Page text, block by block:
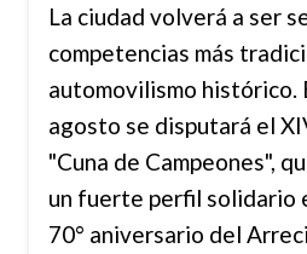
La ciudad volverá a ser
competencias más
automovilismo histórico.
agosto se disputará el
"Cuna de Campeones",
un fuerte perfil solidario
70° aniversario del